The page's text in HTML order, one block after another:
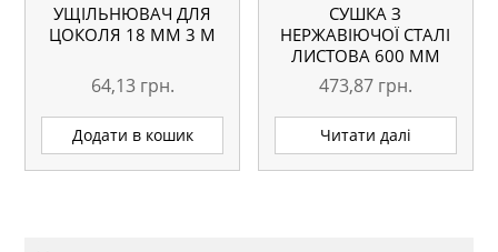
УЩІЛЬНЮВАЧ ДЛЯ
ЦОКОЛЯ 18 ММ 3 М
64,13 грн.
Додати в кошик
СУШКА З
НЕРЖАВІЮЧОЇ СТАЛІ
ЛИСТОВА 600 ММ
473,87 грн.
Читати далі